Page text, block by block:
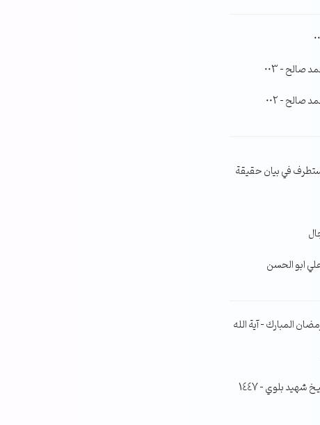
– 003
– 002
في بيان حقيقة
ابو الحسن
المبارك – آية الله
جلسة مناقشة البحث الفصلي – الشيخ شهيد بلوي – 1447